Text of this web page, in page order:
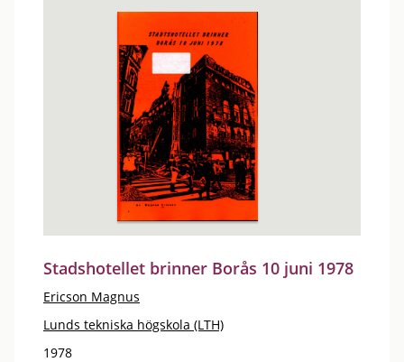
Stadshotellet brinner Borås 10 juni 1978
Ericson Magnus
Lunds tekniska högskola (LTH)
1978